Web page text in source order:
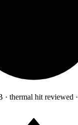
· thermal hit reviewed